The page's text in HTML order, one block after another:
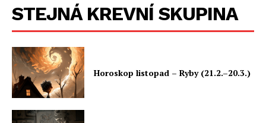
STEJNÁ KREVNÍ SKUPINA
Horoskop listopad – Ryby (21.2.–20.3.)